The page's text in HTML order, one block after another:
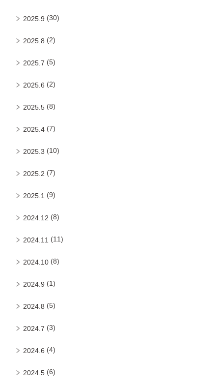
2025.9 (30)
2025.8 (2)
2025.7 (5)
2025.6 (2)
2025.5 (8)
2025.4 (7)
2025.3 (10)
2025.2 (7)
2025.1 (9)
2024.12 (8)
2024.11 (11)
2024.10 (8)
2024.9 (1)
2024.8 (5)
2024.7 (3)
2024.6 (4)
2024.5 (6)